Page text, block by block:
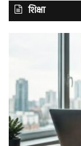
शिक्षा